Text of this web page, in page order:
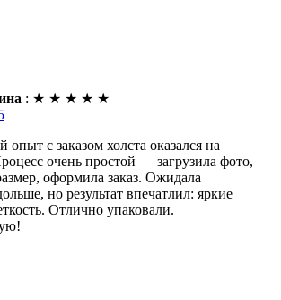
: ★ ★ ★ ★ ★
опыт с заказом холста оказался на
очень простой — загрузила фото,
оформила заказ. Ожидала
но результат впечатлил: яркие
Отлично упаковали.